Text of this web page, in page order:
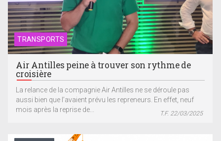
TRANSPORTS
Air Antilles peine à trouver son rythme de
croisière
La relance de la compagnie Air Antilles ne se déroule pas
aussi bien que l’avaient prévu les repreneurs. En effet, neuf
mois après la reprise de...
T.F. 22/03/2025